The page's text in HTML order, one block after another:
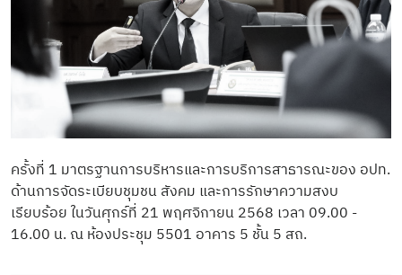
ครั้งที่ 1 มาตรฐานการบริหารและการบริการสาธารณะของ อปท.
ด้านการจัดระเบียบชุมชน สังคม และการรักษาความสงบ
เรียบร้อย ในวันศุกร์ที่ 21 พฤศจิกายน 2568 เวลา 09.00 -
16.00 น. ณ ห้องประชุม 5501 อาคาร 5 ชั้น 5 สถ.